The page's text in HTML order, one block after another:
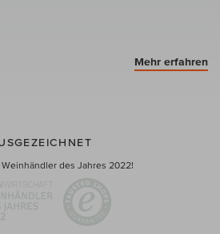
Mehr erfahren
des Jahres 2022!